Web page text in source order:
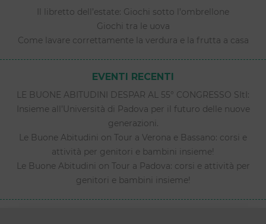
Il libretto dell’estate: Giochi sotto l’ombrellone
Giochi tra le uova
Come lavare correttamente la verdura e la frutta a casa
EVENTI RECENTI
LE BUONE ABITUDINI DESPAR AL 55° CONGRESSO SItI:
Insieme all’Università di Padova per il futuro delle nuove
generazioni.
Le Buone Abitudini on Tour a Verona e Bassano: corsi e
attività per genitori e bambini insieme!
Le Buone Abitudini on Tour a Padova: corsi e attività per
genitori e bambini insieme!